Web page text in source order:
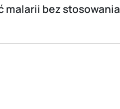
malarii bez stosowania